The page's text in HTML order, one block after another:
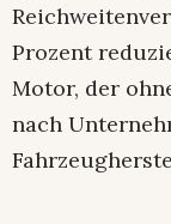
Prozent
Motor, der
nach